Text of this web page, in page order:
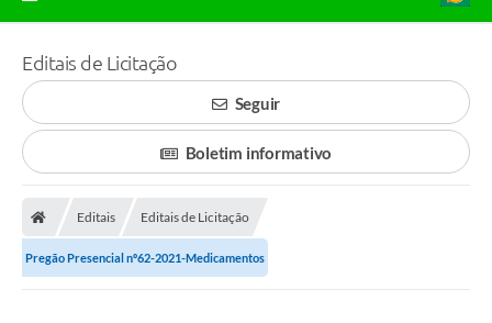
Editais de Licitação
Seguir
Boletim informativo
Editais Editais de Licitação
Pregão Presencial nº62-2021-Medicamentos